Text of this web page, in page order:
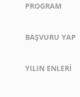
PROGRAM
BAŞVURU YAP
YILIN ENLERI